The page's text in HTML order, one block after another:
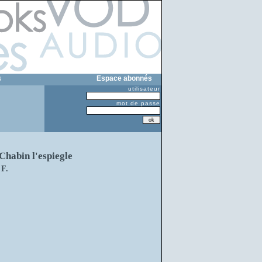
Espace abonnés
utilisateur
mot de passe
l'espiegle